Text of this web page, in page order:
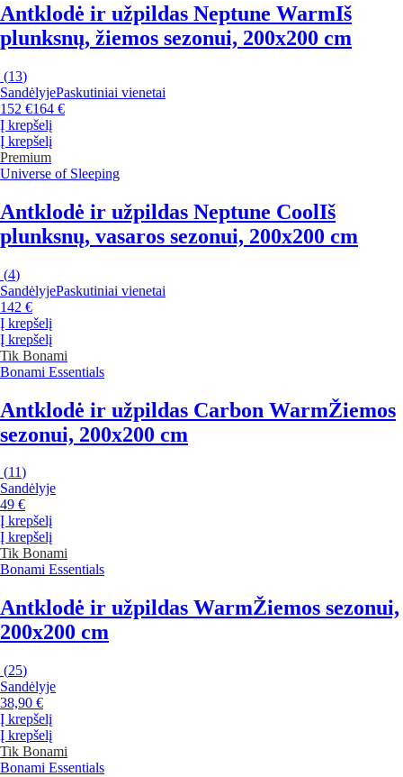
Antklodė ir užpildas Neptune WarmIš
plunksnų, žiemos sezonui, 200x200 cm
(13)
SandėlyjePaskutiniai vienetai
152 €164 €
Į krepšelį
Į krepšelį
Premium
Universe of Sleeping
Antklodė ir užpildas Neptune CoolIš
plunksnų, vasaros sezonui, 200x200 cm
(4)
SandėlyjePaskutiniai vienetai
142 €
Į krepšelį
Į krepšelį
Tik Bonami
Bonami Essentials
Antklodė ir užpildas Carbon WarmŽiemos
sezonui, 200x200 cm
(11)
Sandėlyje
49 €
Į krepšelį
Į krepšelį
Tik Bonami
Bonami Essentials
Antklodė ir užpildas WarmŽiemos sezonui,
200x200 cm
(25)
Sandėlyje
38,90 €
Į krepšelį
Į krepšelį
Tik Bonami
Bonami Essentials